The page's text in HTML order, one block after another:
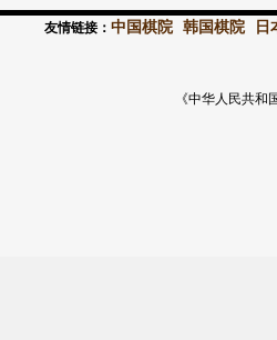
友情链接： 中国棋院 韩国棋院 日
《中华人民共